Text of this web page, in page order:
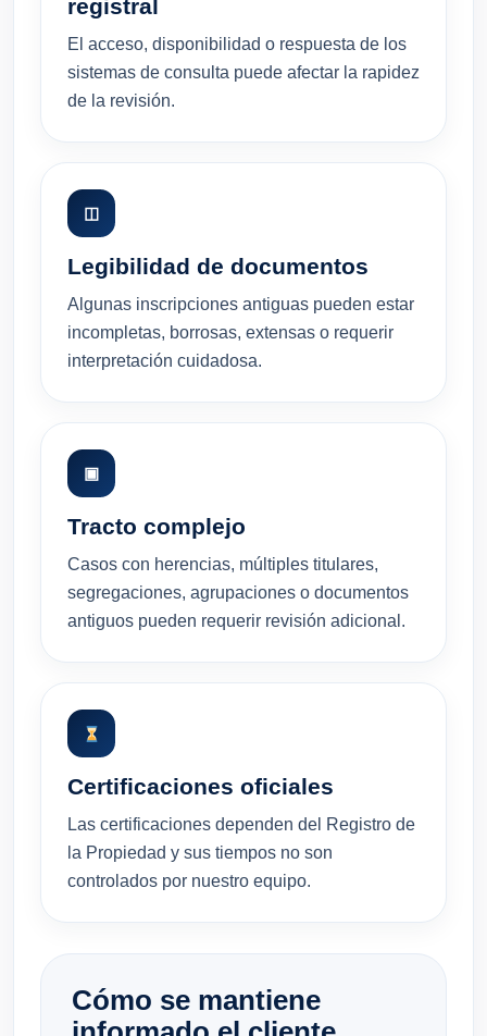
registral
El acceso, disponibilidad o respuesta de los
sistemas de consulta puede afectar la rapidez
de la revisión.
◫
Legibilidad de documentos
Algunas inscripciones antiguas pueden estar
incompletas, borrosas, extensas o requerir
interpretación cuidadosa.
▣
Tracto complejo
Casos con herencias, múltiples titulares,
segregaciones, agrupaciones o documentos
antiguos pueden requerir revisión adicional.
Certificaciones oficiales
Las certificaciones dependen del Registro de
la Propiedad y sus tiempos no son
controlados por nuestro equipo.
Cómo se mantiene